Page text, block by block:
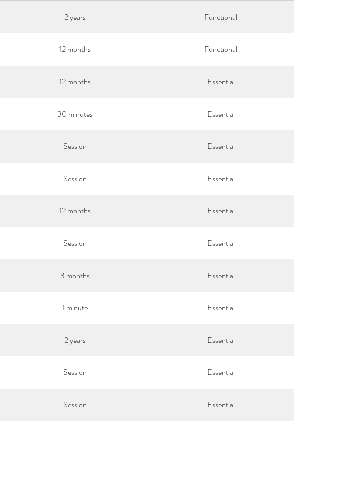
2 years Functional
12 months Functional
12 months Essential
30 minutes Essential
Session Essential
Session Essential
12 months Essential
Session Essential
3 months Essential
1 minute Essential
2 years Essential
Session Essential
Session Essential